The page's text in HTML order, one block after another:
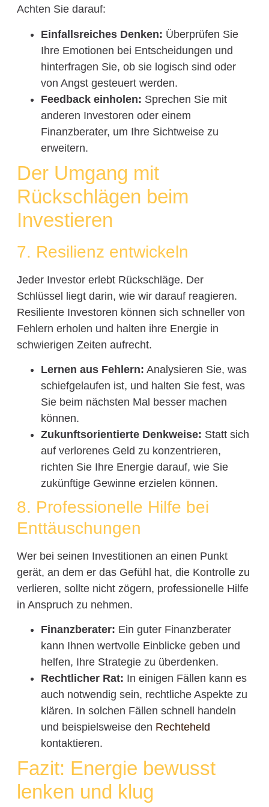
Achten Sie darauf:
Einfallsreiches Denken: Überprüfen Sie
Ihre Emotionen bei Entscheidungen und
hinterfragen Sie, ob sie logisch sind oder
von Angst gesteuert werden.
Feedback einholen: Sprechen Sie mit
anderen Investoren oder einem
Finanzberater, um Ihre Sichtweise zu
erweitern.
Der Umgang mit
Rückschlägen beim
Investieren
7. Resilienz entwickeln
Jeder Investor erlebt Rückschläge. Der
Schlüssel liegt darin, wie wir darauf reagieren.
Resiliente Investoren können sich schneller von
Fehlern erholen und halten ihre Energie in
schwierigen Zeiten aufrecht.
Lernen aus Fehlern: Analysieren Sie, was
schiefgelaufen ist, und halten Sie fest, was
Sie beim nächsten Mal besser machen
können.
Zukunftsorientierte Denkweise: Statt sich
auf verlorenes Geld zu konzentrieren,
richten Sie Ihre Energie darauf, wie Sie
zukünftige Gewinne erzielen können.
8. Professionelle Hilfe bei
Enttäuschungen
Wer bei seinen Investitionen an einen Punkt
gerät, an dem er das Gefühl hat, die Kontrolle zu
verlieren, sollte nicht zögern, professionelle Hilfe
in Anspruch zu nehmen.
Finanzberater: Ein guter Finanzberater
kann Ihnen wertvolle Einblicke geben und
helfen, Ihre Strategie zu überdenken.
Rechtlicher Rat: In einigen Fällen kann es
auch notwendig sein, rechtliche Aspekte zu
klären. In solchen Fällen schnell handeln
und beispielsweise den Rechteheld
kontaktieren.
Fazit: Energie bewusst
lenken und klug